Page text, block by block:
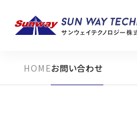
お問い合わせ